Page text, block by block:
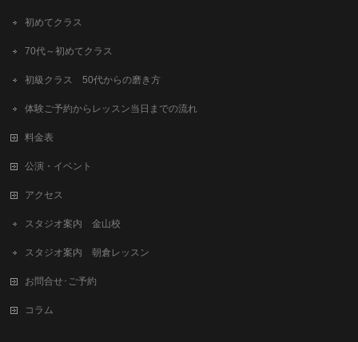
初めてクラス
70代～初めてクラス
初級クラス 50代からの磨き方
体験ご予約からレッスン当日までの流れ
料金表
公演・イベント
アクセス
スタジオ案内 金山校
スタジオ案内 朝倉レッスン
お問合せ･ご予約
コラム